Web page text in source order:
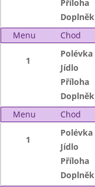
Příloha
Doplněk
Menu
Chod
1
Polévka
Jídlo
Příloha
Doplněk
Menu
Chod
1
Polévka
Jídlo
Příloha
Doplněk